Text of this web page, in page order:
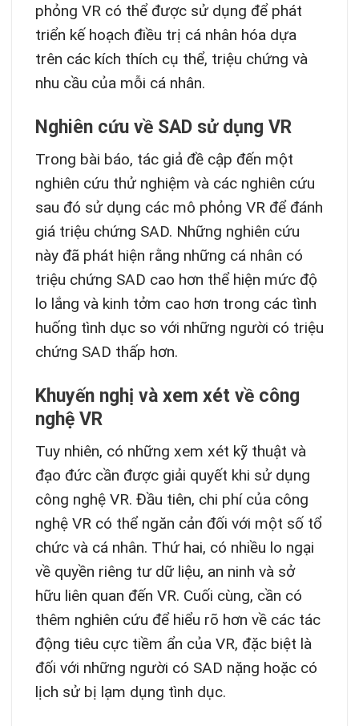
phỏng VR có thể được sử dụng để phát
triển kế hoạch điều trị cá nhân hóa dựa
trên các kích thích cụ thể, triệu chứng và
nhu cầu của mỗi cá nhân.
Nghiên cứu về SAD sử dụng VR
Trong bài báo, tác giả đề cập đến một
nghiên cứu thử nghiệm và các nghiên cứu
sau đó sử dụng các mô phỏng VR để đánh
giá triệu chứng SAD. Những nghiên cứu
này đã phát hiện rằng những cá nhân có
triệu chứng SAD cao hơn thể hiện mức độ
lo lắng và kinh tởm cao hơn trong các tình
huống tình dục so với những người có triệu
chứng SAD thấp hơn.
Khuyến nghị và xem xét về công
nghệ VR
Tuy nhiên, có những xem xét kỹ thuật và
đạo đức cần được giải quyết khi sử dụng
công nghệ VR. Đầu tiên, chi phí của công
nghệ VR có thể ngăn cản đối với một số tổ
chức và cá nhân. Thứ hai, có nhiều lo ngại
về quyền riêng tư dữ liệu, an ninh và sở
hữu liên quan đến VR. Cuối cùng, cần có
thêm nghiên cứu để hiểu rõ hơn về các tác
động tiêu cực tiềm ẩn của VR, đặc biệt là
đối với những người có SAD nặng hoặc có
lịch sử bị lạm dụng tình dục.